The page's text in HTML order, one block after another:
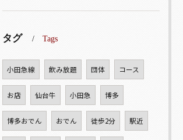
タグ Tags
小田急線 飲み放題 団体 コース
お店 仙台牛 小田急 博多
博多おでん おでん 徒歩2分 駅近